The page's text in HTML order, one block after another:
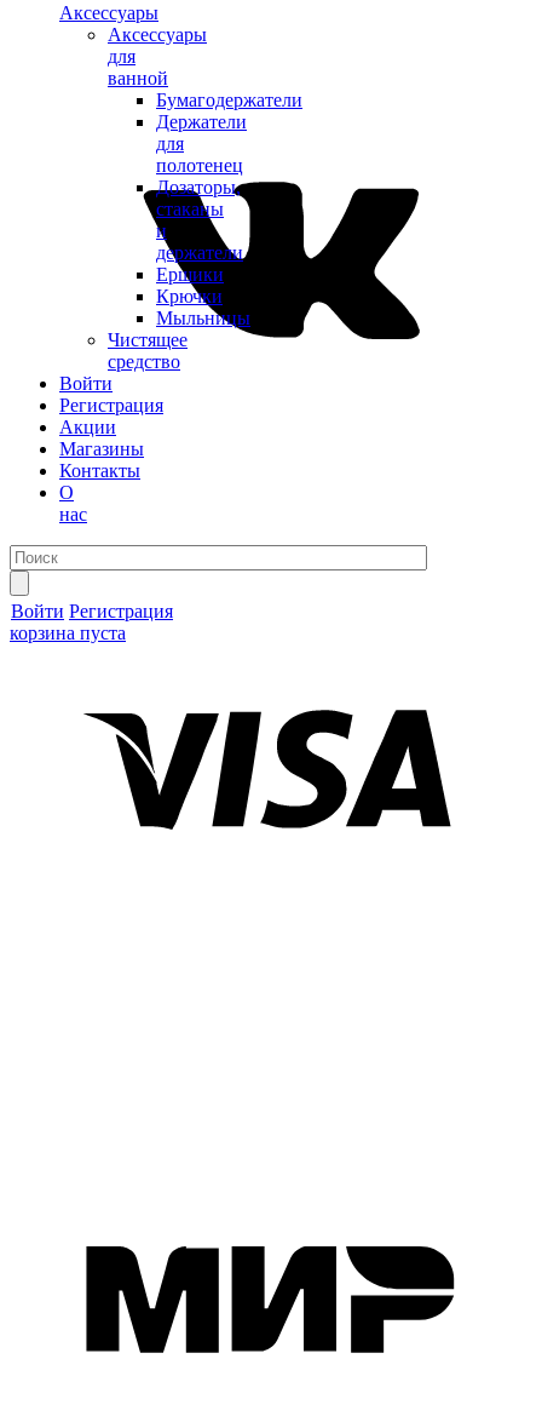
Аксессуары
Аксессуары
для
ванной
Бумагодержатели
Держатели
для
полотенец
Дозаторы,
стаканы
и
держатели
Ершики
Крючки
Мыльницы
Чистящее
средство
Войти
Регистрация
Акции
Магазины
Контакты
О
нас
Войти Регистрация
корзина пуста